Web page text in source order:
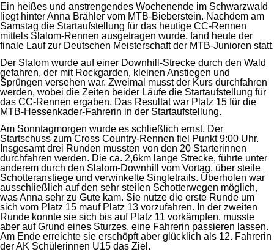
Ein heißes und anstrengendes Wochenende im Schwarzwald
liegt hinter Anna Brähler vom MTB-Bieberstein. Nachdem am
Samstag die Startaufstellung für das heutige CC-Rennen
mittels Slalom-Rennen ausgetragen wurde, fand heute der
finale Lauf zur Deutschen Meisterschaft der MTB-Junioren statt.
Der Slalom wurde auf einer Downhill-Strecke durch den Wald
gefahren, der mit Rockgarden, kleinen Anstiegen und
Sprüngen versehen war. Zweimal musst der Kurs durchfahren
werden, wobei die Zeiten beider Läufe die Startaufstellung für
das CC-Rennen ergaben. Das Resultat war Platz 15 für die
MTB-Hessenkader-Fahrerin in der Startaufstellung.
Am Sonntagmorgen wurde es schließlich ernst. Der
Startschuss zum Cross Country-Rennen fiel Punkt 9:00 Uhr.
Insgesamt drei Runden mussten von den 20 Starterinnen
durchfahren werden. Die ca. 2,6km lange Strecke, führte unter
anderem durch den Slalom-Downhill vom Vortag, über steile
Schotteranstiege und verwinkelte Singletrails. Überholen war
ausschließlich auf den sehr steilen Schotterwegen möglich,
was Anna sehr zu Gute kam. Sie nutze die erste Runde um
sich vom Platz 15 mauf Platz 13 vorzufahren. In der zweiten
Runde konnte sie sich bis auf Platz 11 vorkämpfen, musste
aber auf Grund eines Sturzes, eine Fahrerin passieren lassen.
Am Ende erreichte sie erschöpft aber glücklich als 12. Fahrerin
der AK Schülerinnen U15 das Ziel.